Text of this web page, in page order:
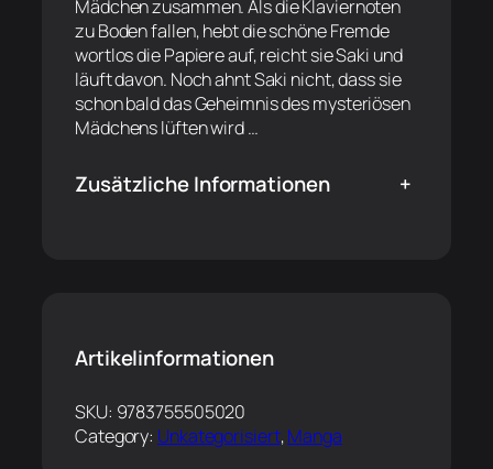
Mädchen zusammen. Als die Klaviernoten
zu Boden fallen, hebt die schöne Fremde
wortlos die Papiere auf, reicht sie Saki und
läuft davon. Noch ahnt Saki nicht, dass sie
schon bald das Geheimnis des mysteriösen
Mädchens lüften wird …
Zusätzliche Informationen +
Artikelinformationen
SKU: 9783755505020
Category: Unkategorisiert, Manga